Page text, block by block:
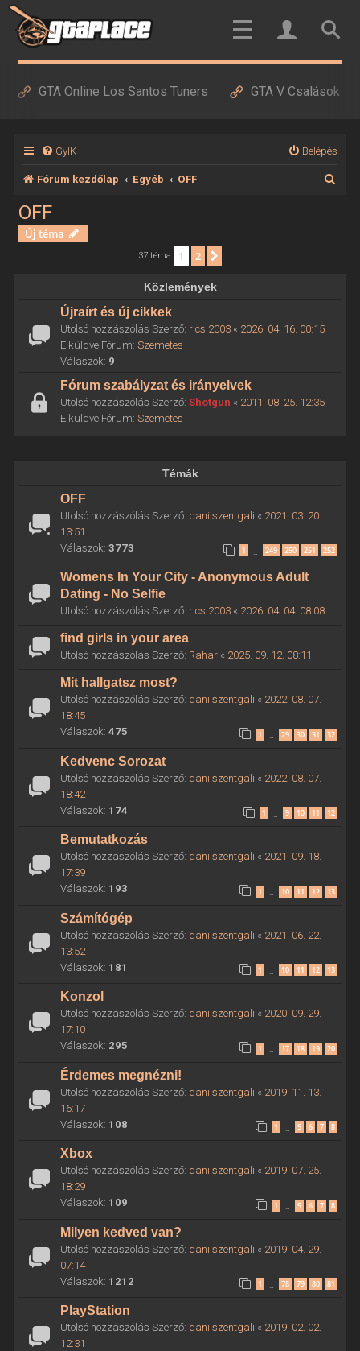
GTA Online Los Santos Tuners GTA V Csalások
GyIK Belépés
Fórum kezdőlap Egyéb OFF
OFF
Új téma
37 téma 1 2
Közlemények
Újraírt és új cikkek
Utolsó hozzászólás Szerző: ricsi2003« 2026. 04. 16. 00:15
Elküldve Fórum: Szemetes
Válaszok: 9
Fórum szabályzat és irányelvek
Utolsó hozzászólás Szerző: Shotgun « 2011. 08. 25. 12:35
Elküldve Fórum: Szemetes
Témák
OFF
Utolsó hozzászólás Szerző: dani.szentgali « 2021. 03. 20.
13:51
Válaszok: 3773 1 249 250 251 252
Womens In Your City - Anonymous Adult
Dating - No Selfie
Utolsó hozzászólás Szerző: ricsi2003« 2026. 04. 04. 08:08
find girls in your area
Utolsó hozzászólás Szerző: Rahar« 2025. 09. 12. 08:11
Mit hallgatsz most?
Utolsó hozzászólás Szerző: dani.szentgali « 2022. 08. 07.
18:45
Válaszok: 475 1 … 29 30 31 32
Kedvenc Sorozat
Utolsó hozzászólás Szerző: dani.szentgali « 2022. 08. 07.
18:42
Válaszok: 174 1 9 10 11 12
Bemutatkozás
Utolsó hozzászólás Szerző: dani.szentgali « 2021. 09. 18.
17:39
Válaszok: 193 1 … 10 11 12 13
Számítógép
Utolsó hozzászólás Szerző: dani.szentgali « 2021. 06. 22.
13:52
Válaszok: 181 1 10 11 12 13
Konzol
Utolsó hozzászólás Szerző: dani.szentgali « 2020. 09. 29.
17:10
Válaszok: 295 1 … 17 18 19 20
Érdemes megnézni!
Utolsó hozzászólás Szerző: dani.szentgali « 2019. 11. 13.
16:17
Válaszok: 108 1 5 6 7 8
Xbox
Utolsó hozzászólás Szerző: dani.szentgali « 2019. 07. 25.
18:29
Válaszok: 109 1 … 5 6 7 8
Milyen kedved van?
Utolsó hozzászólás Szerző: dani.szentgali « 2019. 04. 29.
07:14
Válaszok: 1212 1 78 79 80 81
PlayStation
Utolsó hozzászólás Szerző: dani.szentgali « 2019. 02. 02.
12:31